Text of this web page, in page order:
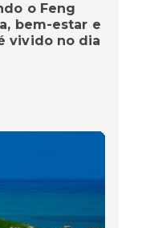
o Feng
bem-estar e
vivido no dia